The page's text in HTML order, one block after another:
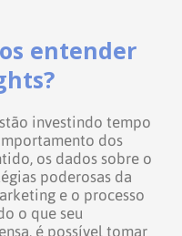
entender
investindo tempo
dos
os dados sobre o
poderosas da
e o processo
o que seu
é possível tomar